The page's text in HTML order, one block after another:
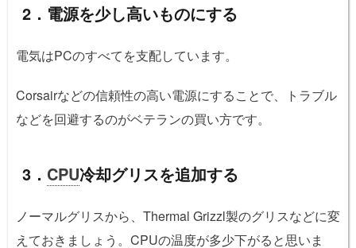
2．電源を少し高いものにする
電気はPCのすべてを支配しています。
Corsairなどの信頼性の高い電源にすることで、トラブル
などを回避するのがベテランの買い方です。
3． CPU冷却グリスを追加する
ノーマルグリスから、Thermal Grizzl製のグリスなどに変
えておきましょう。 CPUの温度が多少下がると思いま